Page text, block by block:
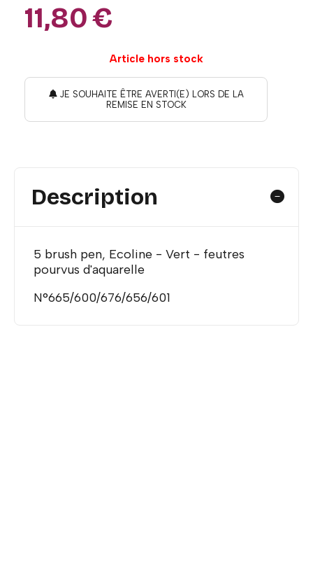
11,80€
Article hors stock
JE SOUHAITE ÊTRE AVERTI(E) LORS DE LA
REMISE EN STOCK
Description
5 brush pen, Ecoline - Vert - feutres
pourvus d'aquarelle
N°665/600/676/656/601